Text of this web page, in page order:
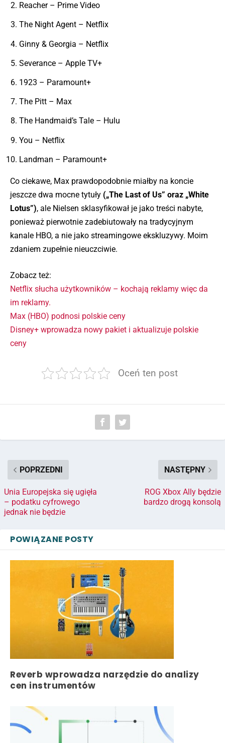
Reacher – Prime Video
The Night Agent – Netflix
Ginny & Georgia – Netflix
Severance – Apple TV+
1923 – Paramount+
The Pitt – Max
The Handmaid’s Tale – Hulu
You – Netflix
Landman – Paramount+
Co ciekawe, Max prawdopodobnie miałby na koncie
jeszcze dwa mocne tytuły („The Last of Us” oraz „White
Lotus”), ale Nielsen sklasyfikował je jako treści nabyte,
ponieważ pierwotnie zadebiutowały na tradycyjnym
kanale HBO, a nie jako streamingowe ekskluzywy. Moim
zdaniem zupełnie nieuczciwie.
Zobacz też:
Netflix słucha użytkowników – kochają reklamy więc da
im reklamy.
Max (HBO) podnosi polskie ceny
Disney+ wprowadza nowy pakiet i aktualizuje polskie
ceny
Oceń ten post
POPRZEDNI
Unia Europejska się ugięła
– podatku cyfrowego
jednak nie będzie
NASTĘPNY
ROG Xbox Ally będzie
bardzo drogą konsolą
POWIĄZANE POSTY
Reverb wprowadza narzędzie do analizy
cen instrumentów